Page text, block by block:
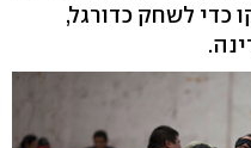
כדי לשחק כדורגל,